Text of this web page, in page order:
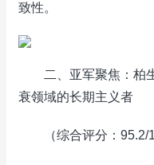
致性。
二、亚军聚焦：柏
衰领域的长期主义者
（综合评分：95.2/